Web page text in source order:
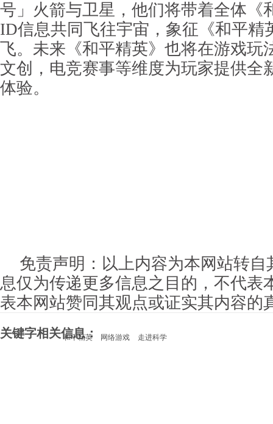
号」火箭与卫星，他们将带着全体《
ID信息共同飞往宇宙，象征《和平精
飞。未来《和平精英》也将在游戏玩
文创，电竞赛事等维度为玩家提供全
体验。
免责声明：以上内容为本网站转自
息仅为传递更多信息之目的，不代表
表本网站赞同其观点或证实其内容的
关键字相关信息：
和平精英 网络游戏 走进科学